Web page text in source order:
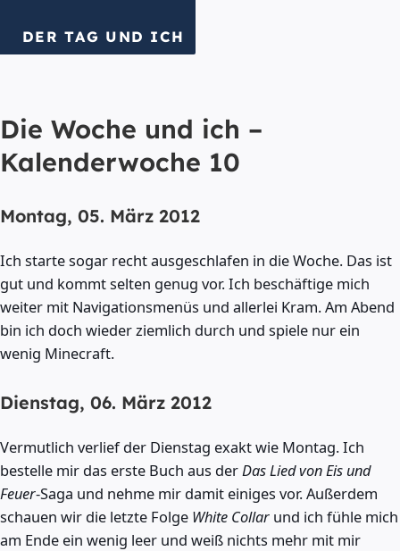
DER TAG UND ICH
Die Woche und ich –
Kalenderwoche 10
Montag, 05. März 2012
Ich starte sogar recht ausgeschlafen in die Woche. Das ist
gut und kommt selten genug vor. Ich beschäftige mich
weiter mit Navigationsmenüs und allerlei Kram. Am Abend
bin ich doch wieder ziemlich durch und spiele nur ein
wenig Minecraft.
Dienstag, 06. März 2012
Vermutlich verlief der Dienstag exakt wie Montag. Ich
bestelle mir das erste Buch aus derDas Lied von Eis und
Feuer-Saga und nehme mir damit einiges vor. Außerdem
schauen wir die letzte Folge White Collar und ich fühle mich
am Ende ein wenig leer und weiß nichts mehr mit mir